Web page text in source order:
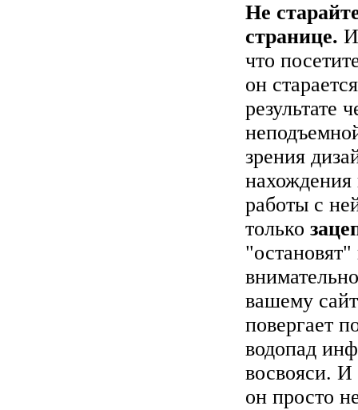
Не
странице.
что
он
результате
зрения
нахождения
работы с
только
"остановят"
вашему
повергает
водопад
восвояси.
он просто